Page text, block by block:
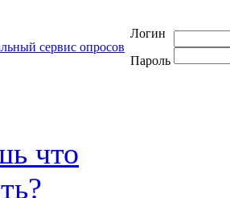
Логин
Пароль